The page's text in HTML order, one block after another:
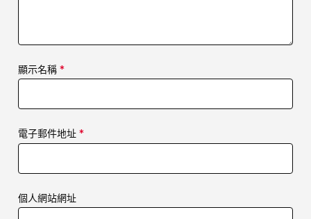
顯示名稱 *
電子郵件地址 *
個人網站網址